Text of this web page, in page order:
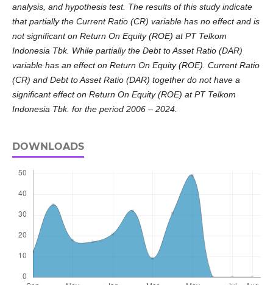
analysis, and hypothesis test. The results of this study indicate
that partially the Current Ratio (CR) variable has no effect and is
not significant on Return On Equity (ROE) at PT Telkom
Indonesia Tbk. While partially the Debt to Asset Ratio (DAR)
variable has an effect on Return On Equity (ROE). Current Ratio
(CR) and Debt to Asset Ratio (DAR) together do not have a
significant effect on Return On Equity (ROE) at PT Telkom
Indonesia Tbk. for the period 2006 – 2024.
DOWNLOADS